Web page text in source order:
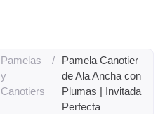
Pamelas
y
Canotiers
/
Pamela Canotier
de Ala Ancha con
Plumas | Invitada
Perfecta